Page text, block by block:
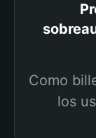
Como
los